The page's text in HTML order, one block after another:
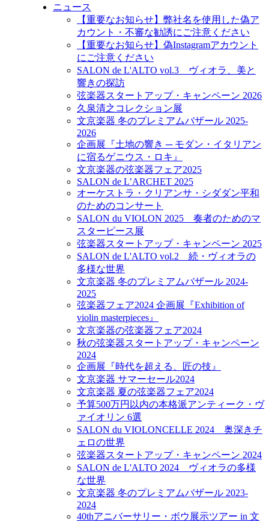
ニュース
【重要なお知らせ】弊社名を使用した偽ア
カウント・不審な勧誘にご注意ください
【重要なお知らせ】偽Instagramアカウント
にご注意ください
SALON de L'ALTO vol.3 ヴィオラ、美と
響きの探訪
弦楽器スタートアップ・キャンペーン 2026
久泉清之コレクション展
文京楽器 冬のプレミアムバザール 2025-
2026
企画展『土地の響き ─ モダン・イタリアン
に宿るゲニウス・ロキ』
文京楽器の弦楽器フェア2025
SALON de L’ARCHET 2025
オーケストラ・クリアンサ・シダダン平和
のためのコンサート
SALON du VIOLON 2025 奏者のためのマ
スターピース展
弦楽器スタートアップ・キャンペーン 2025
SALON de L'ALTO vol.2 続・ヴィオラの
多様な世界
文京楽器 冬のプレミアムバザール 2024-
2025
弦楽器フェア2024 企画展『Exhibition of
violin masterpieces』
文京楽器の弦楽器フェア2024
秋の弦楽器スタートアップ・キャンペーン
2024
企画展『時代を超える、匠の技』
文京楽器 サマーセール2024
文京楽器 夏の弦楽器フェア2024
予算500万円以内の本格派アンティーク・ヴ
ァイオリン 6選
SALON du VIOLONCELLE 2024 奥深きチ
ェロの世界
弦楽器スタートアップ・キャンペーン 2024
SALON de L'ALTO 2024 ヴィオラの多様
な世界
文京楽器 冬のプレミアムバザール 2023-
2024
40thアニバーサリー・ボウ展示ツアー in 文